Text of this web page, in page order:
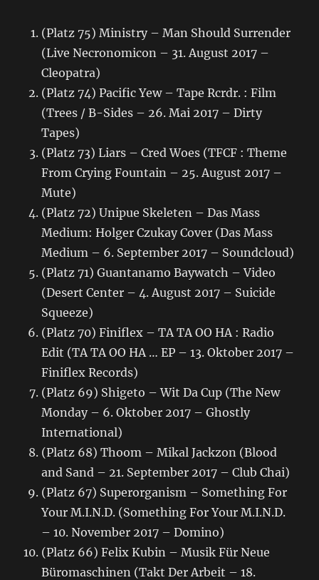
(Platz 75) Ministry – Man Should Surrender
(Live Necronomicon – 31. August 2017 –
Cleopatra)
(Platz 74) Pacific Yew – Tape Rcrdr. : Film
(Trees / B-Sides – 26. Mai 2017 – Dirty
Tapes)
(Platz 73) Liars – Cred Woes (TFCF : Theme
From Crying Fountain – 25. August 2017 –
Mute)
(Platz 72) Unipue Skeleten – Das Mass
Medium: Holger Czukay Cover (Das Mass
Medium – 6. September 2017 – Soundcloud)
(Platz 71) Guantanamo Baywatch – Video
(Desert Center – 4. August 2017 – Suicide
Squeeze)
(Platz 70) Finiflex – TA TA OO HA : Radio
Edit (TA TA OO HA … EP – 13. Oktober 2017 –
Finiflex Records)
(Platz 69) Shigeto – Wit Da Cup (The New
Monday – 6. Oktober 2017 – Ghostly
International)
(Platz 68) Thoom – Mikal Jackzon (Blood
and Sand – 21. September 2017 – Club Chai)
(Platz 67) Superorganism – Something For
Your M.I.N.D. (Something For Your M.I.N.D.
– 10. November 2017 – Domino)
(Platz 66) Felix Kubin – Musik Für Neue
Büromaschinen (Takt Der Arbeit – 18.